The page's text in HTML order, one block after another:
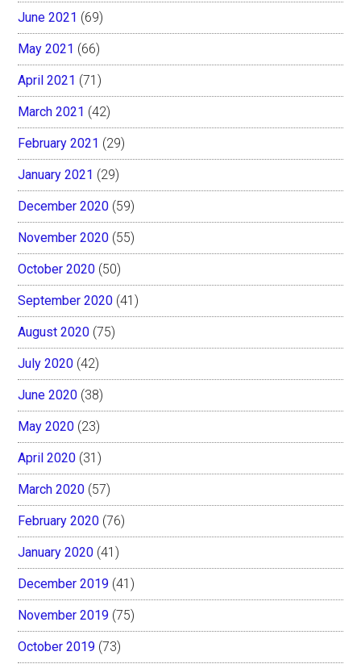
June 2021 (69)
May 2021 (66)
April 2021 (71)
March 2021 (42)
February 2021 (29)
January 2021 (29)
December 2020 (59)
November 2020 (55)
October 2020 (50)
September 2020 (41)
August 2020 (75)
July 2020 (42)
June 2020 (38)
May 2020 (23)
April 2020 (31)
March 2020 (57)
February 2020 (76)
January 2020 (41)
December 2019 (41)
November 2019 (75)
October 2019 (73)